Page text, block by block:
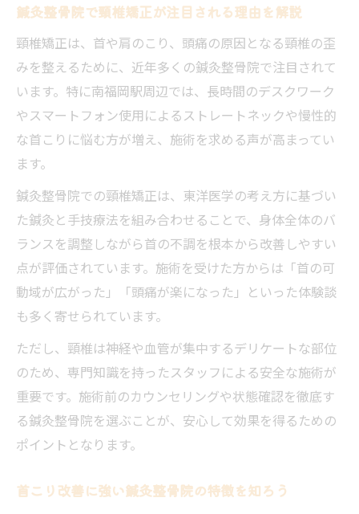
首の痛みに悩む女性へ鍼灸整骨院の施術体験記
鍼灸整骨院で頸椎矯正を体験した女性の声
首の痛みに効く鍼灸整骨院の施術内容とは
鍼灸整骨院で感じた頸椎矯正の効果と実感
施術後に首こり改善を実感した体験談を紹
ト
予約前に知るべき鍼灸整骨院での頸椎矯正ポイ
ント
鍼灸整骨院予約前に確認したい頸椎矯正の
流れ
安全な頸椎矯正を受けるための鍼灸整骨院
予約時に注意したい鍼灸整骨院の施術ポイ
ント
女性が安心して通える鍼灸整骨院の選択法
目
鍼灸整骨院で頸椎矯正が注目される理由を解説
頸椎矯正は、首や肩のこり、頭痛の原因となる頸椎の歪
みを整えるために、近年多くの鍼灸整骨院で注目されて
います。特に南福岡駅周辺では、長時間のデスクワーク
やスマートフォン使用によるストレートネックや慢性的
な首こりに悩む方が増え、施術を求める声が高まってい
ます。
鍼灸整骨院での頸椎矯正は、東洋医学の考え方に基づい
た鍼灸と手技療法を組み合わせることで、身体全体のバ
ランスを調整しながら首の不調を根本から改善しやすい
点が評価されています。施術を受けた方からは「首の可
動域が広がった」「頭痛が楽になった」といった体験談
も多く寄せられています。
ただし、頸椎は神経や血管が集中するデリケートな部位
のため、専門知識を持ったスタッフによる安全な施術が
重要です。施術前のカウンセリングや状態確認を徹底す
る鍼灸整骨院を選ぶことが、安心して効果を得るための
ポイントとなります。
首こり改善に強い鍼灸整骨院の特徴を知ろう